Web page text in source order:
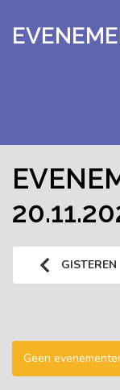
EVENEMENTEN
KALENDER
UITSTAPJES
GISTEREN
Geen